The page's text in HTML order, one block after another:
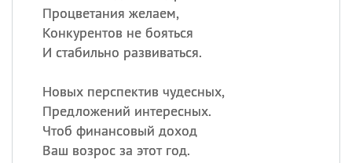
Процветания желаем,
Конкурентов не бояться
И стабильно развиваться.
Новых перспектив чудесных,
Предложений интересных.
Чтоб финансовый доход
Ваш возрос за этот год.